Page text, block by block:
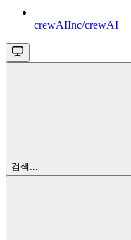
crewAIInc/crewAI
검색...